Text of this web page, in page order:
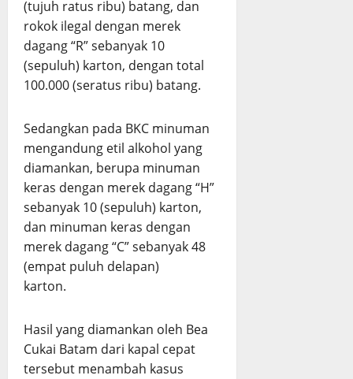
(tujuh ratus ribu) batang, dan
rokok ilegal dengan merek
dagang “R” sebanyak 10
(sepuluh) karton, dengan total
100.000 (seratus ribu) batang.
Sedangkan pada BKC minuman
mengandung etil alkohol yang
diamankan, berupa minuman
keras dengan merek dagang “H”
sebanyak 10 (sepuluh) karton,
dan minuman keras dengan
merek dagang “C” sebanyak 48
(empat puluh delapan)
karton.
Hasil yang diamankan oleh Bea
Cukai Batam dari kapal cepat
tersebut menambah kasus